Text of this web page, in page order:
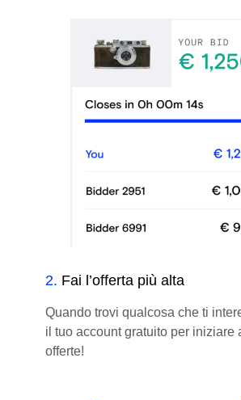
2. Fai l’offerta più alta
Quando trovi qualcosa che ti
il tuo account gratuito per iniziare
offerte!